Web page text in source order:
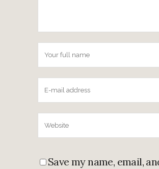
Save my name, email,